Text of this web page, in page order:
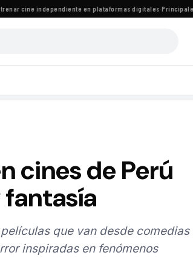
cine independiente en plataformas digitales·Principales
cines de Perú
que van desde comedias
inspiradas en fenómenos